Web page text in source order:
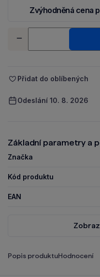
Zvýhodněná cena
-
Přidat do oblíbených
Odeslání 10. 8. 2026
Základní parametry a
Značka
Kód produktu
EAN
Popis produktuHodnocení